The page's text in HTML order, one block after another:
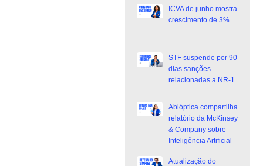
ICVA de junho mostra
crescimento de 3%
STF suspende por 90
dias sanções
relacionadas a NR-1
Abióptica compartilha
relatório da McKinsey
& Company sobre
Inteligência Artificial
Atualização do